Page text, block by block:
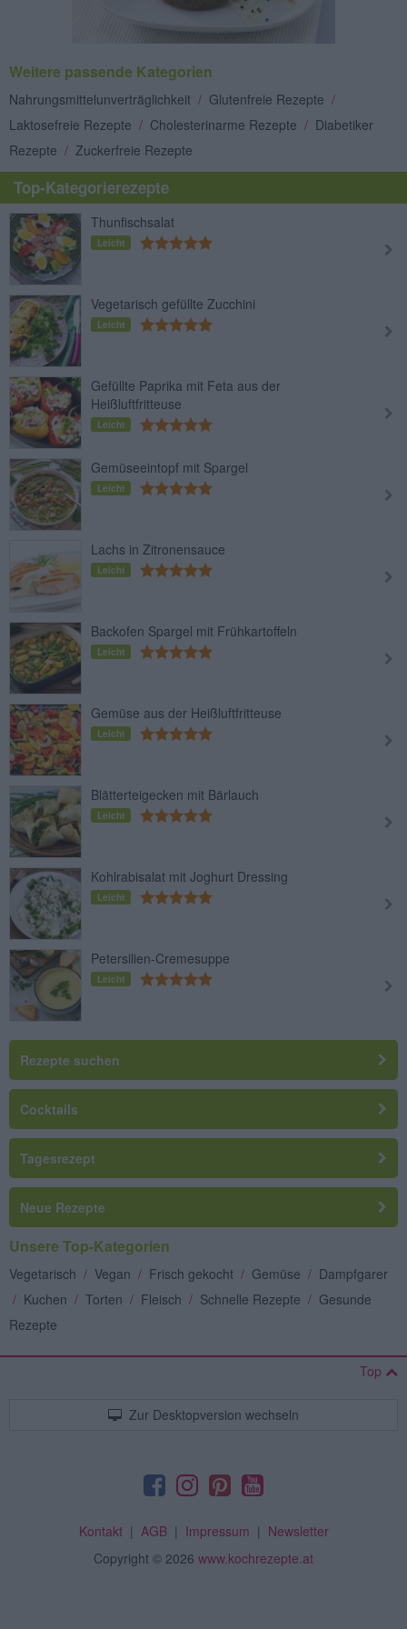
Weitere passende Kategorien
Nahrungsmittelunverträglichkeit / Glutenfreie Rezepte /
Laktosefreie Rezepte / Cholesterinarme Rezepte / Diabetiker
Rezepte / Zuckerfreie Rezepte
Top-Kategorierezepte
Thunfischsalat
Leicht
Vegetarisch gefüllte Zucchini
Leicht
Gefüllte Paprika mit Feta aus der
Heißluftfritteuse
Leicht
Gemüseeintopf mit Spargel
Leicht
Lachs in Zitronensauce
Leicht
Backofen Spargel mit Frühkartoffeln
Leicht
Gemüse aus der Heißluftfritteuse
Leicht
Blätterteigecken mit Bärlauch
Leicht
Kohlrabisalat mit Joghurt Dressing
Leicht
Petersilien-Cremesuppe
Leicht
Rezepte suchen
Cocktails
Tagesrezept
Neue Rezepte
Unsere Top-Kategorien
Vegetarisch / Vegan / Frisch gekocht / Gemüse / Dampfgarer
/ Kuchen / Torten / Fleisch / Schnelle Rezepte / Gesunde
Rezepte
Top
Zur Desktopversion wechseln
Kontakt| AGB| Impressum | Newsletter
Copyright © 2026 www.kochrezepte.at